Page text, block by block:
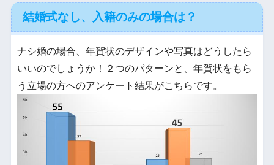
結婚式なし、入籍のみの場合は？
ナシ婚の場合、年賀状のデザインや写真はどうしたら
いいのでしょうか！２つのパターンと、年賀状をもら
う立場の方へのアンケート結果がこちらです。